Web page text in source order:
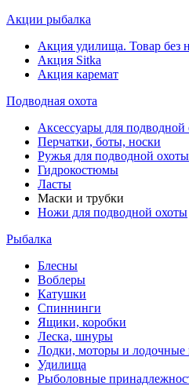
Акции рыбалка
Акция удилища. Товар без
Акция Sitka
Акция каремат
Подводная охота
Аксессуары для подводной
Перчатки, боты, носки
Ружья для подводной охоты
Гидрокостюмы
Ласты
Маски и трубки
Ножи для подводной охоты
Рыбалка
Блесны
Воблеры
Катушки
Спиннинги
Ящики, коробки
Леска, шнуры
Лодки, моторы и лодочные
Удилища
Рыболовные